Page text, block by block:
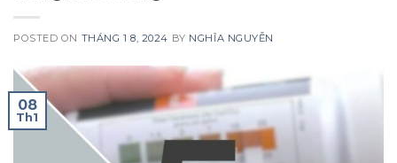
POSTED ON THÁNG 1 8, 2024 BY NGHĨA NGUYỄN
08
Th1